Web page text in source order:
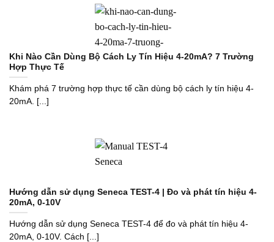
Khi Nào Cần Dùng Bộ Cách Ly Tín Hiệu 4-20mA? 7 Trường
Hợp Thực Tế
Khám phá 7 trường hợp thực tế cần dùng bộ cách ly tín hiệu 4-
20mA. [...]
Hướng dẫn sử dụng Seneca TEST-4 | Đo và phát tín hiệu 4-
20mA, 0-10V
Hướng dẫn sử dụng Seneca TEST-4 để đo và phát tín hiệu 4-
20mA, 0-10V. Cách [...]